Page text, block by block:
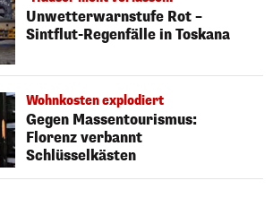
Unwetterwarnstufe Rot –
Sintflut-Regenfälle in Toskana
Wohnkosten explodiert
Gegen Massentourismus:
Florenz verbannt
Schlüsselkästen